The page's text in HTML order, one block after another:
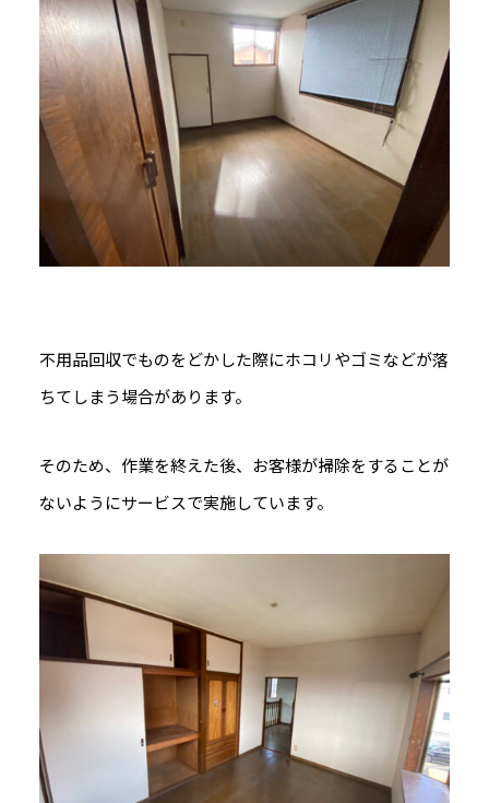
不用品回収でものをどかした際にホコリやゴミなどが落
ちてしまう場合があります。
そのため、作業を終えた後、お客様が掃除をすることが
ないようにサービスで実施しています。